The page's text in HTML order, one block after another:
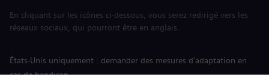
En cliquant sur les icônes ci-dessous, vous serez redirigé vers les
réseaux sociaux, qui pourront être en anglais.
États-Unis uniquement : demander des mesures d'adaptation en
cas de handicap